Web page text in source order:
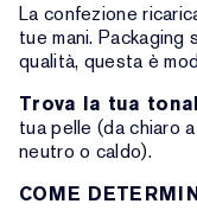
La confezione
tue mani.
qualità, questa è
Trova la tua
tua pelle (da chiaro
neutro o caldo).
COME